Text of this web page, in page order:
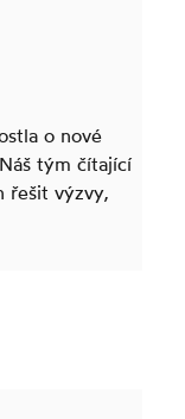
o nové
tým čítající
řešit výzvy,